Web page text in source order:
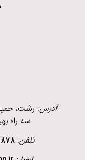
آدرس: رشت،
سه راه
تلفن: